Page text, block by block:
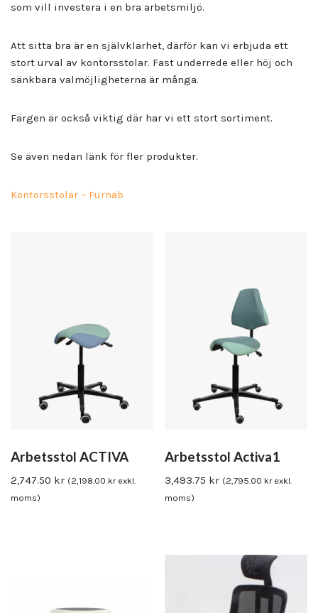
som vill investera i en bra arbetsmiljö.
Att sitta bra är en självklarhet, därför kan vi erbjuda ett
stort urval av kontorsstolar. Fast underrede eller höj och
sänkbara valmöjligheterna är många.
Färgen är också viktig där har vi ett stort sortiment.
Se även nedan länk för fler produkter.
Kontorsstolar – Furnab
Arbetsstol ACTIVA
2,747.50 kr (2,198.00 krexkl.
moms)
Arbetsstol Activa1
3,493.75 kr (2,795.00 krexkl.
moms)